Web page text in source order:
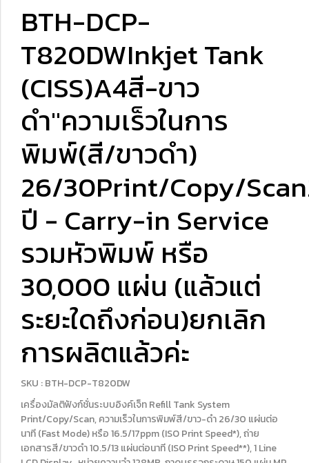
BTH-DCP-
T820DWInkjet Tank
(CISS)A4สี-ขาว
ดำ"ความเร็วในการ
พิมพ์(สี/ขาวดำ)
26/30Print/Copy/
ปี - Carry-in Service
รวมหัวพิมพ์ หรือ
30,000 แผ่น (แล้วแต่
ระยะใดถึงก่อน)ยกเลิก
การผลิตแล้วค่ะ
SKU : BTH-DCP-T820DW
เครื่องมัลติฟังก์ชั่นระบบอิงค์เจ็ท Refill Tank System
Print/Copy/Scan, ความเร็วในการพิมพ์สี/ขาว-ดำ 26/30 แผ่นต่อ
นาที (Fast Mode) หรือ 16.5/17ppm (ISO Print Speed*), ถ่าย
เอกสารสี/ขาวดำ 10.5/13 แผ่นต่อนาที (ISO Print Speed**), 1 Line